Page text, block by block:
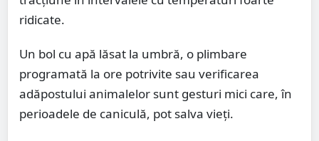
ridicate.
Un bol cu apă lăsat la umbră, o plimbare
programată la ore potrivite sau verificarea
adăpostului animalelor sunt gesturi mici care, în
perioadele de caniculă, pot salva vieți.